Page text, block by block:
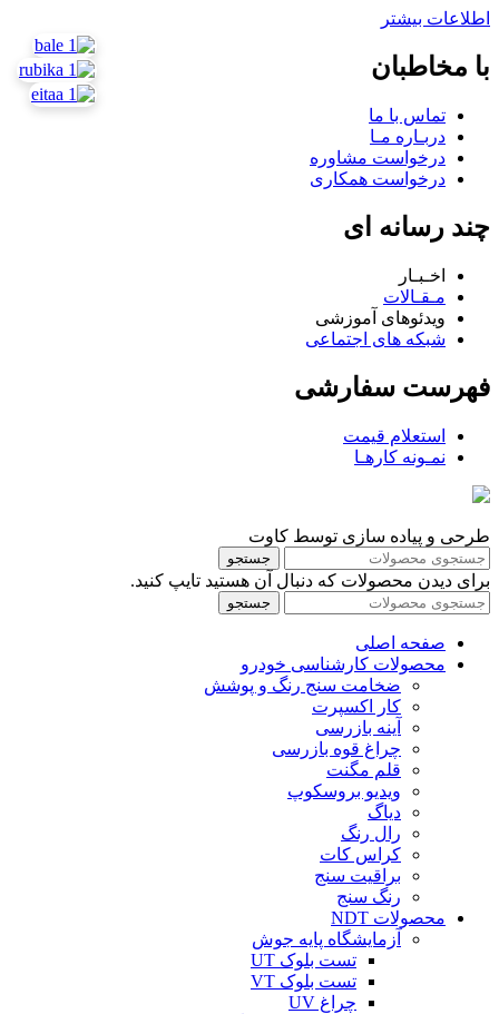
اطلاعات بیشتر
با مخاطبان
تماس با ما
دربـاره مـا
درخواست مشاوره
درخواست همکاری
چند رسانه ای
اخـبـار
مـقـالات
ویدئوهای آموزشی
شبکه های اجتماعی
فهرست سفارشی
استعلام قیمت
نمـونه کارهـا
طرحی و پیاده سازی توسط کاوت
جستجو
برای دیدن محصولات که دنبال آن هستید تایپ کنید.
جستجو
صفحه اصلی
محصولات کارشناسی خودرو
ضخامت سنج رنگ و پوشش
کار اکسپرت
آینه بازرسی
چراغ قوه بازرسی
قلم مگنت
ویدیو بروسکوپ
دیاگ
رال رنگ
کراس کات
براقیت سنج
رنگ سنج
محصولات NDT
آزمایشگاه پایه جوش
تست بلوک UT
تست بلوک VT
چراغ UV